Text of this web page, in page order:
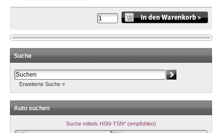
Suche
Erweiterte Suche »
Auto suchen
Suche mittels HSN-TSN* (empfohlen)